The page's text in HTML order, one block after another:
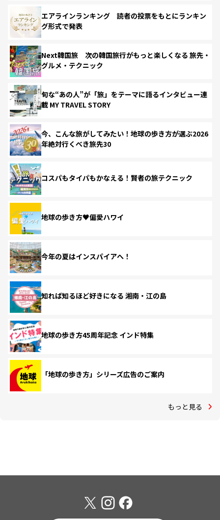
エアラインランキング 読者の投票をもとにランキン
グ形式で発表
Next韓国旅 次の韓国旅行がもっと楽しくなる 旅先・
グルメ・テクニック
旬な“あの人”が「旅」をテーマに語るインタビュー連
載 MY TRAVEL STORY
今、こんな旅がしてみたい！地球の歩き方が選ぶ2026
年絶対行くべき旅先30
コスパもタイパもかなえる！賢者の旅テクニック
地球の歩き方♥偏愛ハワイ
今年の夏はインスパイアへ！
知れば知るほど好きになる 湘南・江の島
地球の歩き方45周年記念 インド特集
「地球の歩き方」シリーズ広告のご案内
もっと見る